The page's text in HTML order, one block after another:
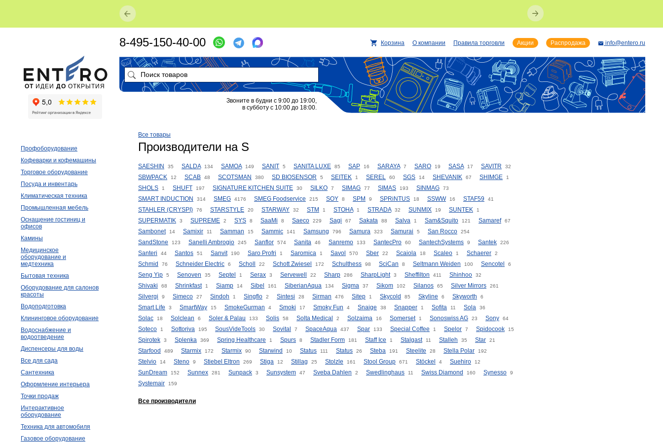
Все товары
Производители на S
SAESHIN 35 SALDA 134 SAMOA 149 SANIT 5 SANITA LUXE 85 SAP 16 SARAYA 7 SARO 19 SASA 17 SAVITR 32
SBWPACK 12 SCAB 48 SCOTSMAN 380 SD BIOSENSOR 5 SEITEK 1 SEREL 60 SGS 14 SHEVANIK 67 SHIMGE 1
SHOLS 1 SHUFT 197 SIGNATURE KITCHEN SUITE 30 SILKO 7 SIMAG 77 SIMAS 193 SINMAG 73
SMART INDUCTION 314 SMEG 4176 SMEG Foodservice 215 SOY 8 SPM 9 SPRiNTUS 18 SSWW 16 STAF59 41
STAHLER (CRYSPI) 76 STARSTYLE 20 STARWAY 32 STM 1 STOHA 1 STRADA 32 SUNMIX 19 SUNTEK 1
SUPERMATIK 3 SUPREME 2 SYS 8 SaaMi 8 Saeco 229 Sagi 67 Sakata 88 Salva 1 Sam&Squito 121 Samaref 67
Sambonet 14 Samixir 11 Samman 15 Sammic 141 Samsung 796 Samura 323 Samurai 5 San Rocco 254
SandStone 123 Sanelli Ambrogio 245 Sanflor 574 Sanita 46 Sanremo 133 SantecPro 60 SantechSystems 9 Santek 226
Santeri 44 Santos 51 Sanvit 190 Saro Profri 1 Saromica 1 Savol 570 Sber 22 Scaiola 18 Scaleo 1 Schaerer 2
Schmid 76 Schneider Electric 6 Scholl 22 Schott Zwiesel 172 Schulthess 98 SciCan 8 Seltmann Weiden 100 Sencotel 6
Seng Yip 5 Senoven 35 Septel 1 Serax 3 Servewell 22 Sharp 286 SharpLight 3 Sheffilton 411 Shinhoo 32
Shivaki 68 Shrinkfast 1 Siamp 14 Sibel 161 SiberianAqua 134 Sigma 37 Sikom 102 Silanos 65 Silver Mirrors 261
Silvergi 9 Simeco 27 Sindoh 1 Singflo 2 Sintesi 28 Sirman 476 Sitep 1 Skycold 85 Skyline 6 Skyworth 6
Smart Life 3 SmartWay 15 SmokeGurman 4 Smoki 17 Smoky Fun 4 Snaige 38 Snapper 1 Sofita 11 Sola 36
Solac 18 Solclean 6 Soler & Palau 133 Solis 58 Solta Medical 2 Solzaima 16 Somerset 1 Sonoswiss AG 23 Sony 64
Soteco 1 Sottoriva 195 SousVideTools 30 Sovital 7 SpaceAqua 437 Spar 133 Special Coffee 1 Spelor 7 Spidocook 15
Spirotek 3 Splenka 369 Spring Healthcare 1 Spurs 8 Stadler Form 181 Staff Ice 1 Stalgast 11 Stalleh 35 Star 21
Starfood 489 Starmix 172 Starmix 90 Starwind 10 Status 111 Status 26 Steba 191 Steelite 28 Stella Polar 192
Stelvio 14 Steno 9 Stiebel Eltron 269 Stiga 12 Stillag 25 Stolzle 161 Stool Group 671 Stöckel 4 Suehiro 12
SunDream 152 Sunnex 281 Sunpack 3 Sunsystem 47 Sveba Dahlen 2 Swedlinghaus 11 Swiss Diamond 160 Synesso 9
Systemair 159
Все производители
Профоборудование
Кофеварки и кофемашины
Торговое оборудование
Посуда и инвентарь
Климатическая техника
Промышленная мебель
Оснащение гостиниц и
офисов
Камины
Медицинское
оборудование и
медтехника
Бытовая техника
Оборудование для салонов
красоты
Водоподготовка
Клининговое оборудование
Водоснабжение и
водоотведение
Диспенсеры для воды
Все для сада
Сантехника
Оформление интерьера
Точки продаж
Интерактивное
оборудование
Техника для автомобиля
Газовое оборудование
ОТ ИДЕИ ДО ОТКРЫТИЯ
8-495-150-40-00 Корзина О компании Правила торговли Акции Распродажа info@entero.ru
Звоните в будни с 9:00 до 19:00,
в субботу с 10:00 до 18:00.